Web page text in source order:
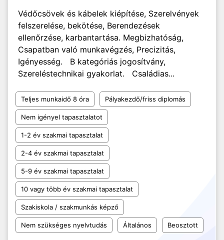
Védőcsövek és kábelek kiépítése, Szerelvények
felszerelése, bekötése, Berendezések
ellenőrzése, karbantartása. Megbizhatóság,
Csapatban való munkavégzés, Precizitás,
Igényesség. B kategóriás jogosítvány,
Szereléstechnikai gyakorlat. Családias...
Teljes munkaidő 8 óra Pályakezdő/friss diplomás
Nem igényel tapasztalatot
1-2 év szakmai tapasztalat
2-4 év szakmai tapasztalat
5-9 év szakmai tapasztalat
10 vagy több év szakmai tapasztalat
Szakiskola / szakmunkás képző
Nem szükséges nyelvtudás Általános Beosztott